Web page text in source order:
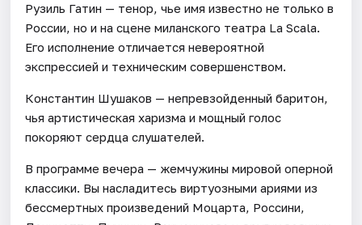
Рузиль Гатин — тенор, чье имя известно не только в
России, но и на сцене миланского театра La Scala.
Его исполнение отличается невероятной
экспрессией и техническим совершенством.
Константин Шушаков — непревзойденный баритон,
чья артистическая харизма и мощный голос
покоряют сердца слушателей.
В программе вечера — жемчужины мировой оперной
классики. Вы насладитесь виртуозными ариями из
бессмертных произведений Моцарта, Россини,